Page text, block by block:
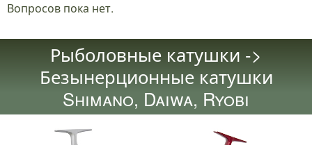
Вопросов пока нет.
Рыболовные катушки ->
Безынерционные катушки
Shimano, Daiwa, Ryobi